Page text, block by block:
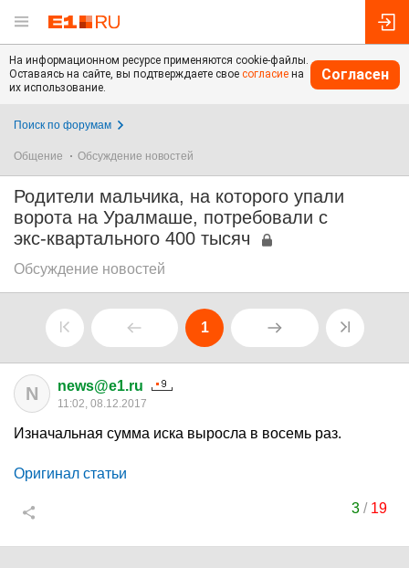
На информационном ресурсе применяются cookie-файлы.
Оставаясь на сайте, вы подтверждаете свое согласие на
их использование.
Согласен
Поиск по форумам
Общение Обсуждение новостей
Родители мальчика, на которого упали
ворота на Уралмаше, потребовали с
экс-квартального 400 тысяч
Обсуждение новостей
1
N news@e1.ru
11:02, 08.12.2017
Изначальная сумма иска выросла в восемь раз.
Оригинал статьи
3 / 19